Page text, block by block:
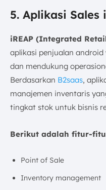
5. Aplikasi Sales
iREAP (Integrated
aplikasi penjualan
dan mendukung
Berdasarkan B2saas,
manajemen inventaris
tingkat stok untuk bisnis
Berikut adalah fitur-
Point of Sale
Inventory management